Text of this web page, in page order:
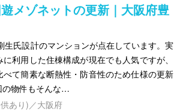
メゾネットの更新｜大阪府豊
生氏設計のマンションが点在しています。実
利用した住棟構成が現在でも人気ですが、
て簡素な断熱性・防音性のため仕様の更新
の物件もそんな…
あり)／大阪府